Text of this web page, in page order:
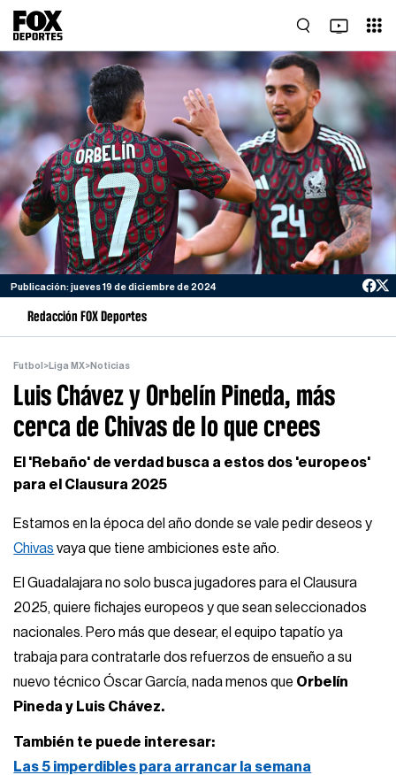
Publicación: jueves 19 de diciembre de 2024
Redacción FOX Deportes
Futbol >Liga MX>Noticias
Luis Chávez y Orbelín Pineda, más
cerca de Chivas de lo que crees
El 'Rebaño' de verdad busca a estos dos 'europeos'
para el Clausura 2025
Estamos en la época del año donde se vale pedir deseos y
Chivas vaya que tiene ambiciones este año.
El Guadalajara no solo busca jugadores para el Clausura
2025, quiere fichajes europeos y que sean seleccionados
nacionales. Pero más que desear, el equipo tapatío ya
trabaja para contratarle dos refuerzos de ensueño a su
nuevo técnico Óscar García, nada menos que Orbelín
Pineda y Luis Chávez.
También te puede interesar:
Las 5 imperdibles para arrancar la semana